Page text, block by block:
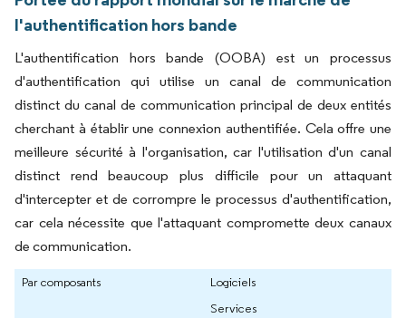
l'authentification hors bande
L'authentification hors bande (OOBA) est un processus
d'authentification qui utilise un canal de communication
distinct du canal de communication principal de deux entités
cherchant à établir une connexion authentifiée. Cela offre une
meilleure sécurité à l'organisation, car l'utilisation d'un canal
distinct rend beaucoup plus difficile pour un attaquant
d'intercepter et de corrompre le processus d'authentification,
car cela nécessite que l'attaquant compromette deux canaux
de communication.
Par composants
Logiciels
Services